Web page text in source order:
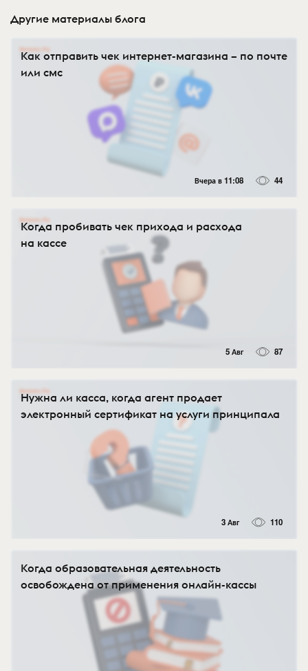
Другие материалы блога
Как отправить чек интернет-магазина – по почте
или смс
Вчера в 11:08 44
Когда пробивать чек прихода и расхода
на кассе
5 Авг 87
Нужна ли касса, когда агент продает
электронный сертификат на услуги принципала
3 Авг 110
Когда образовательная деятельность
освобождена от применения онлайн-кассы